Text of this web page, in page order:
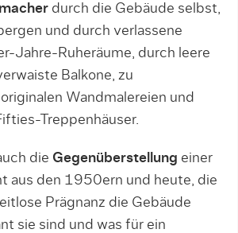
durch die Gebäude selbst,
und durch verlassene
Jahre-Ruheräume, durch leere
Balkone, zu
Wandmalereien und
Treppenhäuser.
die Gegenüberstellung einer
aus den 1950ern und heute, die
Prägnanz die Gebäude
sie sind und was für ein